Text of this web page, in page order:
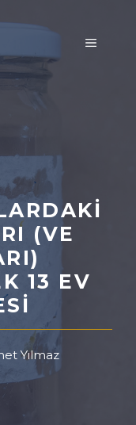
MENÜ
(VE
13 EV
Yılmaz